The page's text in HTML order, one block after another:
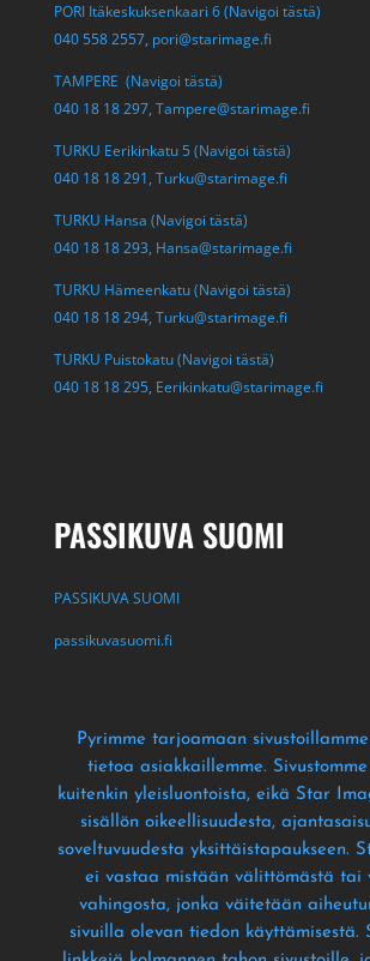
PORI Itäkeskuksenkaari 6 (Navigoi tästä)
040 558 2557, pori@starimage.fi
TAMPERE (Navigoi tästä)
040 18 18 297, Tampere@starimage.fi
TURKU Eerikinkatu 5 (Navigoi tästä)
040 18 18 291, Turku@starimage.fi
TURKU Hansa (Navigoi tästä)
040 18 18 293, Hansa@starimage.fi
TURKU Hämeenkatu (Navigoi tästä)
040 18 18 294, Turku@starimage.fi
TURKU Puistokatu (Navigoi tästä)
040 18 18 295, Eerikinkatu@starimage.fi
PASSIKUVA SUOMI
PASSIKUVA SUOMI
passikuvasuomi.fi
Pyrimme tarjoamaan
tietoa asiakkaillemme.
kuitenkin yleisluontoista, eikä Star
sisällön oikeellisuudesta,
soveltuvuudesta yksittäistapaukseen.
ei vastaa mistään välittömästä tai
vahingosta, jonka väitetään
sivuilla olevan tiedon käyttämisestä.